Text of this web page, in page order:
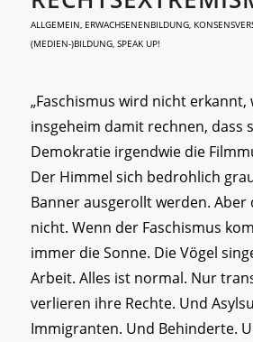
ALLGEMEIN, ERWACHSENENBILDUNG,
(MEDIEN-)BILDUNG, SPEAK UP!
„Faschismus wird nicht erkannt,
insgeheim damit rechnen, dass
Demokratie irgendwie die
Der Himmel sich bedrohlich
Banner ausgerollt werden. Aber
nicht. Wenn der Faschismus
immer die Sonne. Die Vögel
Arbeit. Alles ist normal. Nur
verlieren ihre Rechte. Und
Immigranten. Und Behinderte.